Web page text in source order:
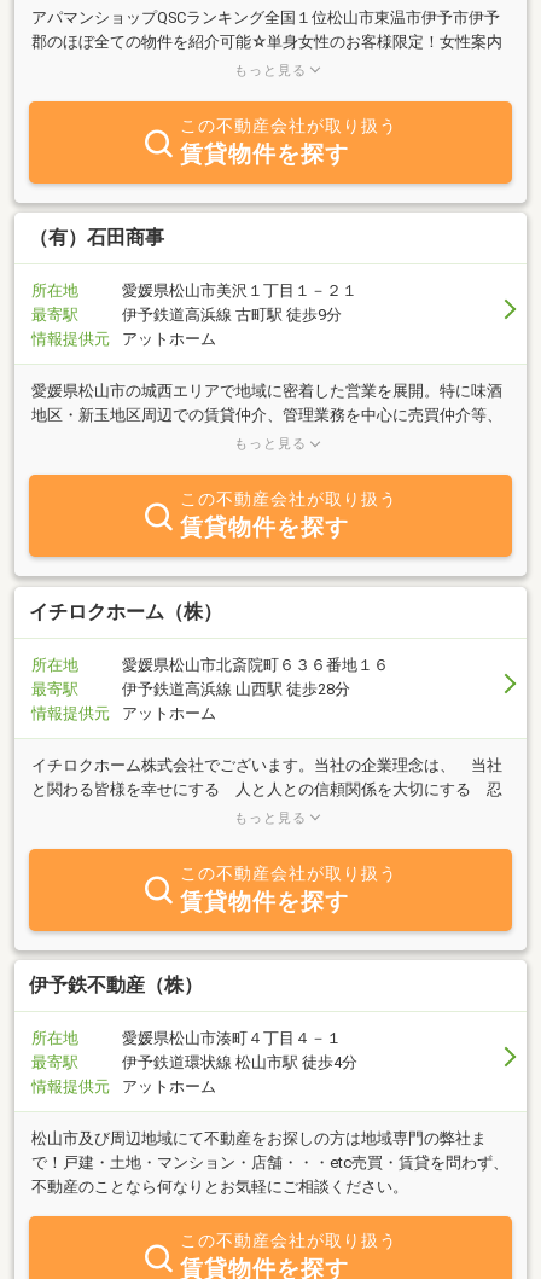
アパマンショップQSCランキング全国１位松山市東温市伊予市伊予
郡のほぼ全ての物件を紹介可能☆単身女性のお客様限定！女性案内
スタッフ指定可能！☆初期費用５万円以下物件、引越無料物件多数
もっと見る
この不動産会社が取り扱う
賃貸物件を探す
（有）石田商事
所在地
愛媛県松山市美沢１丁目１－２１
最寄駅
伊予鉄道高浜線 古町駅 徒歩9分
情報提供元
アットホーム
愛媛県松山市の城西エリアで地域に密着した営業を展開。特に味酒
地区・新玉地区周辺での賃貸仲介、管理業務を中心に売買仲介等、
不動産全般を取り扱っています。大手業者ではありませんがひとつ
ありたいと考えています。
もっと見る
この不動産会社が取り扱う
賃貸物件を探す
イチロクホーム（株）
所在地
愛媛県松山市北斎院町６３６番地１６
最寄駅
伊予鉄道高浜線 山西駅 徒歩28分
情報提供元
アットホーム
イチロクホーム株式会社でございます。当社の企業理念は、 当社
と関わる皆様を幸せにする 人と人との信頼関係を大切にする 忍
耐、我慢すれば必ず道は開くでございます。丁寧に分かりやすく、
クリックすると、当社のホームページが見れます。（パソコンの場
合）携帯の場合は、下にホームページのタッチボタンがあります。
物件情報をもっと詳しく知りたいとか、見学希望の方は、どうぞお
気軽にご連絡して頂けると幸いです。よろしくお願い致します。
もっと見る
この不動産会社が取り扱う
賃貸物件を探す
伊予鉄不動産（株）
所在地
愛媛県松山市湊町４丁目４－１
最寄駅
伊予鉄道環状線 松山市駅 徒歩4分
情報提供元
アットホーム
松山市及び周辺地域にて不動産をお探しの方は地域専門の弊社ま
で！戸建・土地・マンション・店舗・・・etc売買・賃貸を問わず、
不動産のことなら何なりとお気軽にご相談ください。
この不動産会社が取り扱う
賃貸物件を探す